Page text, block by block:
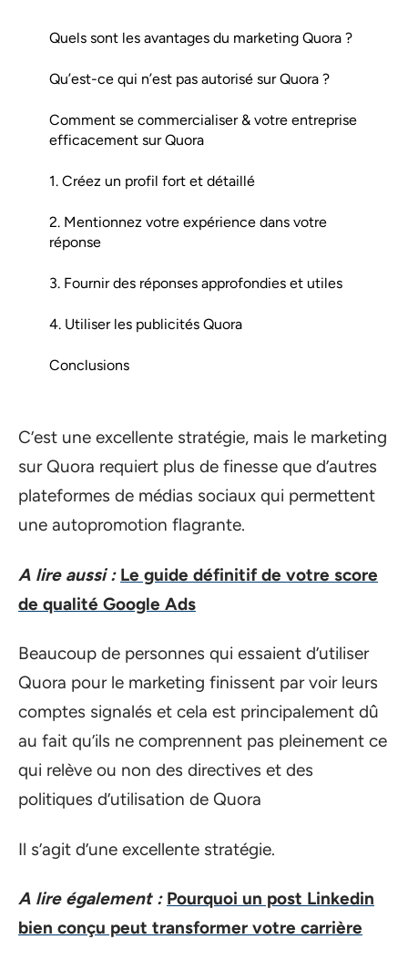
Quels sont les avantages du marketing Quora ?
Qu’est-ce qui n’est pas autorisé sur Quora ?
Comment se commercialiser & votre entreprise
efficacement sur Quora
1. Créez un profil fort et détaillé
2. Mentionnez votre expérience dans votre
réponse
3. Fournir des réponses approfondies et utiles
4. Utiliser les publicités Quora
Conclusions
C’est une excellente stratégie, mais le marketing
sur Quora requiert plus de finesse que d’autres
plateformes de médias sociaux qui permettent
une autopromotion flagrante.
A lire aussi : Le guide définitif de votre score
de qualité Google Ads
Beaucoup de personnes qui essaient d’utiliser
Quora pour le marketing finissent par voir leurs
comptes signalés et cela est principalement dû
au fait qu’ils ne comprennent pas pleinement ce
qui relève ou non des directives et des
politiques d’utilisation de Quora
Il s’agit d’une excellente stratégie.
A lire également : Pourquoi un post Linkedin
bien conçu peut transformer votre carrière